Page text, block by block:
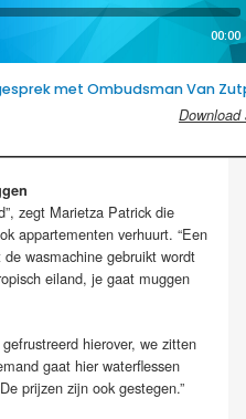
00:00
met Ombudsman Van
Download
zegt Marietza Patrick die
appartementen verhuurt. “Een
wasmachine gebruikt wordt
eiland, je gaat muggen
hierover, we zitten
gaat hier waterflessen
prijzen zijn ook gestegen.”